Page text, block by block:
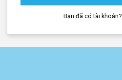
Bạn đã có tài khoản?